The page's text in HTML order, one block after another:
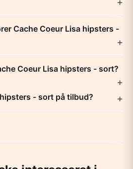
Cache Coeur Lisa hipsters -
Coeur Lisa hipsters - sort?
- sort på tilbud?